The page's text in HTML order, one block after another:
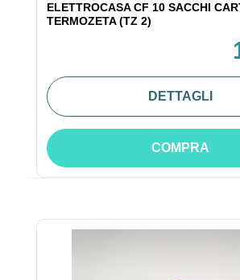
ELETTROCASA CF 10 SACCHI
TERMOZETA (TZ 2)
DETTAGLI
COMPRA